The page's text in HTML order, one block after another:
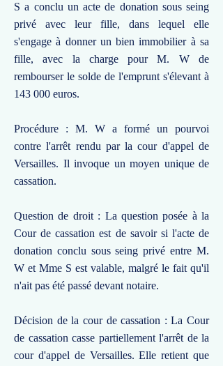
S a conclu un acte de donation sous seing
privé avec leur fille, dans lequel elle
s'engage à donner un bien immobilier à sa
fille, avec la charge pour M. W de
rembourser le solde de l'emprunt s'élevant à
143 000 euros.
Procédure : M. W a formé un pourvoi
contre l'arrêt rendu par la cour d'appel de
Versailles. Il invoque un moyen unique de
cassation.
Question de droit : La question posée à la
Cour de cassation est de savoir si l'acte de
donation conclu sous seing privé entre M.
W et Mme S est valable, malgré le fait qu'il
n'ait pas été passé devant notaire.
Décision de la cour de cassation : La Cour
de cassation casse partiellement l'arrêt de la
cour d'appel de Versailles. Elle retient que